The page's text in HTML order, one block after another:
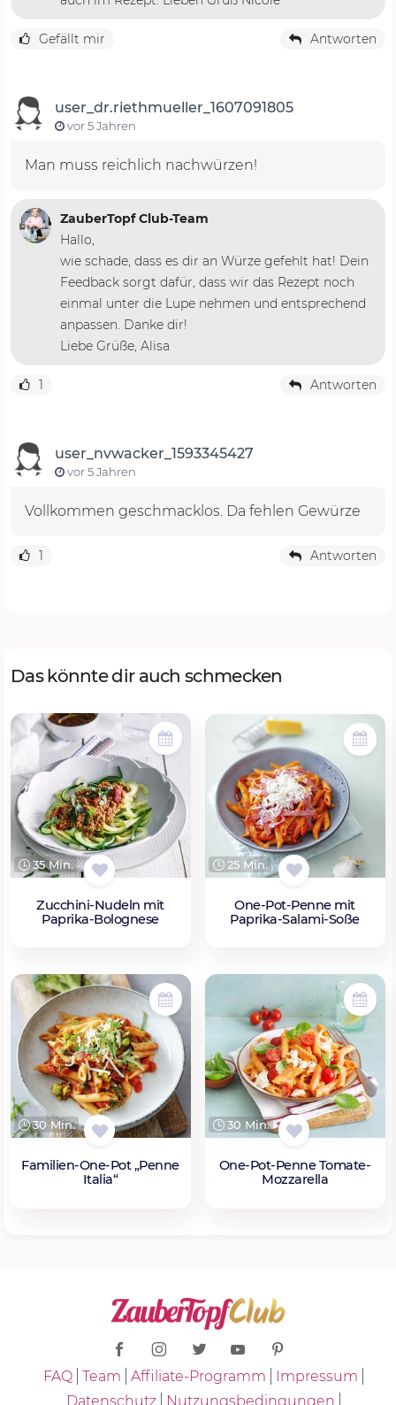
Gefällt mir Antworten
user_dr.riethmueller_1607091805
vor 5 Jahren
Man muss reichlich nachwürzen!
ZauberTopf Club-Team
Hallo,
wie schade, dass es dir an Würze gefehlt hat! Dein
Feedback sorgt dafür, dass wir das Rezept noch
einmal unter die Lupe nehmen und entsprechend
anpassen. Danke dir!
Liebe Grüße, Alisa
1 Antworten
user_nvwacker_1593345427
vor 5 Jahren
Vollkommen geschmacklos. Da fehlen Gewürze
1 Antworten
Das könnte dir auch schmecken
35 Min.
Zucchini-Nudeln mit
Paprika-Bolognese
25 Min.
One-Pot-Penne mit
Paprika-Salami-Soße
30 Min.
Familien-One-Pot „Penne
Italia“
30 Min.
One-Pot-Penne Tomate-
Mozzarella
FAQ Team Affiliate-Programm
Impressum
Datenschutz
Nutzungsbedingungen